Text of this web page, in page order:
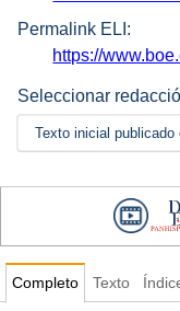
Permalink ELI:
https://
Seleccionar
Texto inicial publicado
Completo Texto